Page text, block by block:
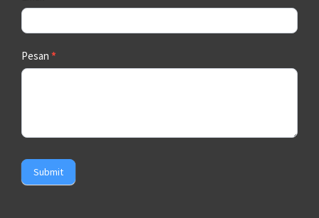
Pesan *
Submit